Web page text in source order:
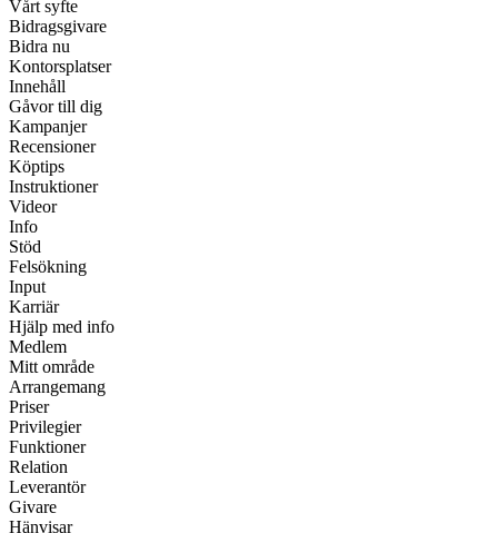
Vårt syfte
Bidragsgivare
Bidra nu
Kontorsplatser
Innehåll
Gåvor till dig
Kampanjer
Recensioner
Köptips
Instruktioner
Videor
Info
Stöd
Felsökning
Input
Karriär
Hjälp med info
Medlem
Mitt område
Arrangemang
Priser
Privilegier
Funktioner
Relation
Leverantör
Givare
Hänvisar